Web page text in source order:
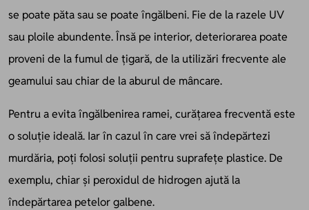
se poate păta sau se poate îngălbeni. Fie de la razele UV
sau ploile abundente. Însă pe interior, deteriorarea poate
proveni de la fumul de țigară, de la utilizări frecvente ale
geamului sau chiar de la aburul de mâncare.
Pentru a evita îngălbenirea ramei, curățarea frecventă este
o soluție ideală. Iar în cazul în care vrei să îndepărtezi
murdăria, poți folosi soluții pentru suprafețe plastice. De
exemplu, chiar și peroxidul de hidrogen ajută la
îndepărtarea petelor galbene.